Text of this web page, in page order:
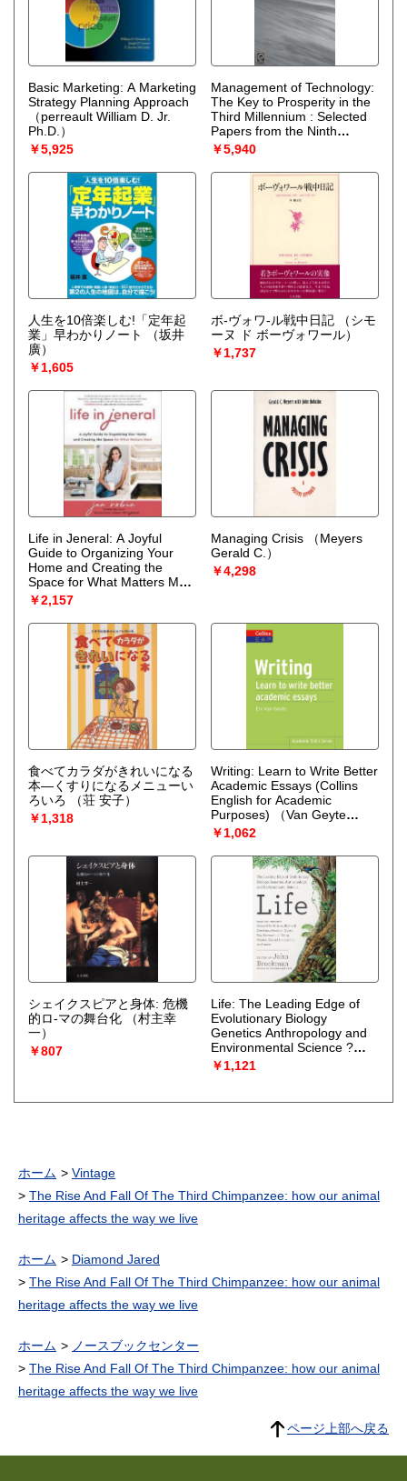
Basic Marketing: A Marketing
Strategy Planning Approach
（perreault William D. Jr.
Ph.D.）
￥5,925
Management of Technology:
The Key to Prosperity in the
Third Millennium : Selected
Papers from the Ninth
International Conference on
Management of Technology
（Khalil Tarek M.）
￥5,940
人生を10倍楽しむ!「定年起
業」早わかりノート
（坂井
廣）
￥1,605
ボ-ヴォワ-ル戦中日記
（シモ
ーヌ ド ボーヴォワール）
￥1,737
Life in Jeneral: A Joyful
Guide to Organizing Your
Home and Creating the
Space for What Matters Most
? The Soul Work of
Emotional Decluttering
（Robin Jen）
￥2,157
Managing Crisis
（Meyers
Gerald C.）
￥4,298
食べてカラダがきれいになる
本―くすりになるメニューい
ろいろ
（荘 安子）
￥1,318
Writing: Learn to Write Better
Academic Essays (Collins
English for Academic
Purposes)
（Van Geyte
Els）
￥1,062
シェイクスピアと身体: 危機
的ロ-マの舞台化
（村主幸
一）
￥807
Life: The Leading Edge of
Evolutionary Biology
Genetics Anthropology and
Environmental Science ?
The Edge.org Series with
Dawkins Wilson and Venter
（Brockman John）
￥1,121
ホーム
Vintage
The Rise And Fall Of The Third Chimpanzee: how our animal
heritage affects the way we live
ホーム
Diamond Jared
The Rise And Fall Of The Third Chimpanzee: how our animal
heritage affects the way we live
ホーム
ノースブックセンター
The Rise And Fall Of The Third Chimpanzee: how our animal
heritage affects the way we live
ページ上部へ戻る